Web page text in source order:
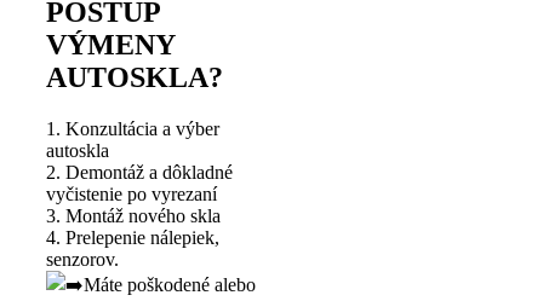
POSTUP
VÝMENY
AUTOSKLA?
1. Konzultácia a výber
autoskla
2. Demontáž a dôkladné
vyčistenie po vyrezaní
3. Montáž nového skla
4. Prelepenie nálepiek,
senzorov.
Máte poškodené alebo